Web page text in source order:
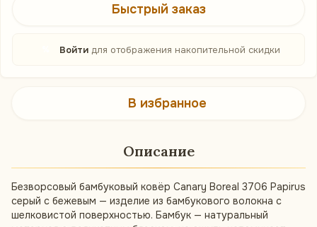
Быстрый заказ
Войти для отображения накопительной скидки
В избранное
Описание
Безворсовый бамбуковый ковёр Canary Boreal 3706 Papirus
серый с бежевым — изделие из бамбукового волокна с
шелковистой поверхностью. Бамбук — натуральный